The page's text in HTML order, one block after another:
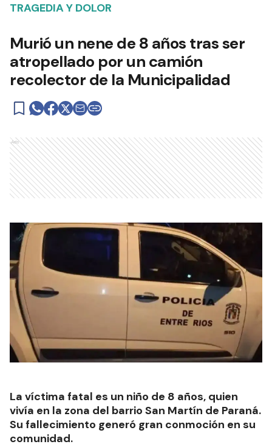
TRAGEDIA Y DOLOR
Murió un nene de 8 años tras ser
atropellado por un camión
recolector de la Municipalidad
Ads
La víctima fatal es un niño de 8 años, quien
vivía en la zona del barrio San Martín de Paraná.
Su fallecimiento generó gran conmoción en su
comunidad.